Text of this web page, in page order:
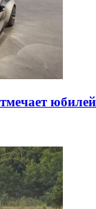
юбилей